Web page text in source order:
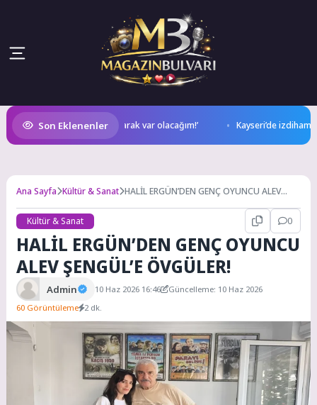
Son Eklenenler
‘Son assolist olarak var olacağım!’ Kayseri’de izdiham
Ana Sayfa Kültür & Sanat HALİL ERGÜN’DEN GENÇ OYUNCU ALEV
Kültür & Sanat
0
HALİL ERGÜN’DEN GENÇ OYUNCU
ALEV ŞENGÜL’E ÖVGÜLER!
Admin 10 Haz 2026 16:46
Güncelleme: 10 Haz 2026
60 Görüntüleme 2 dk.